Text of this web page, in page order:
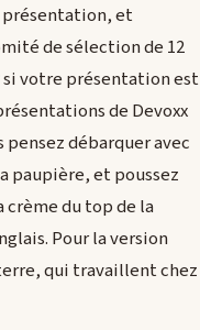
présentation, et
de sélection de 12
si votre présentation est
de Devoxx
débarquer avec
paupière, et poussez
crème du top de la
Pour la version
qui travaillent chez